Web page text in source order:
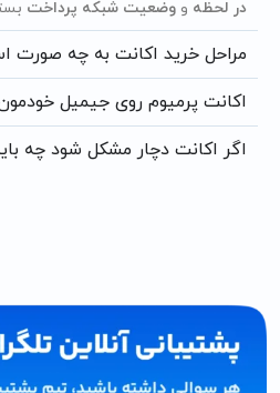
در لحظه و وضعیت شبکه پرداخت
مراحل خرید اکانت به چه صورت
اکانت پرمیوم روی جیمیل
اگر اکانت دچار مشکل شود چه